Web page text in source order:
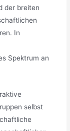
der breiten
In
Spektrum an
selbst